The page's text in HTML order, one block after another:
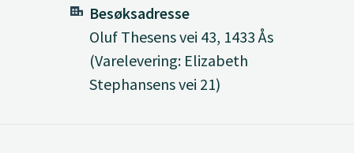
Besøksadresse
Oluf Thesens vei 43, 1433 Ås
(Varelevering: Elizabeth
Stephansens vei 21)